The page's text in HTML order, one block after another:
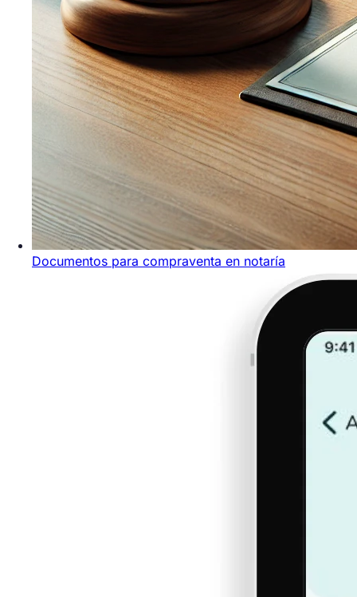
Documentos para compraventa en notaría